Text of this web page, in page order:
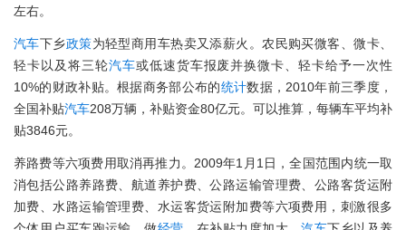
左右。
汽车下乡政策为轻型商用车热卖又添薪火。农民购买微客、微卡、
轻卡以及将三轮汽车或低速货车报废并换微卡、轻卡给予一次性
10%的财政补贴。根据商务部公布的统计数据，2010年前三季度，
全国补贴汽车208万辆，补贴资金80亿元。可以推算，每辆车平均补
贴3846元。
养路费等六项费用取消再推力。2009年1月1日，全国范围内统一取
消包括公路养路费、航道养护费、公路运输管理费、公路客货运附
加费、水路运输管理费、水运客货运附加费等六项费用，刺激很多